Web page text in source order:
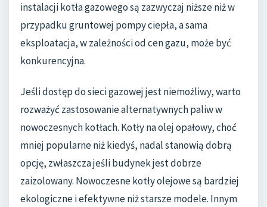
instalacji kotła gazowego są zazwyczaj niższe niż w
przypadku gruntowej pompy ciepła, a sama
eksploatacja, w zależności od cen gazu, może być
konkurencyjna.
Jeśli dostęp do sieci gazowej jest niemożliwy, warto
rozważyć zastosowanie alternatywnych paliw w
nowoczesnych kotłach. Kotły na olej opałowy, choć
mniej popularne niż kiedyś, nadal stanowią dobrą
opcję, zwłaszcza jeśli budynek jest dobrze
zaizolowany. Nowoczesne kotły olejowe są bardziej
ekologiczne i efektywne niż starsze modele. Innym